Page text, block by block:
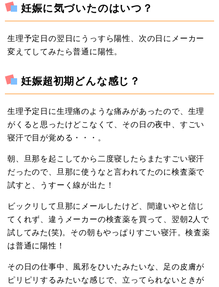
妊娠に気づいたのはいつ？
生理予定日の翌日にうっすら陽性、次の日にメーカー
変えてしてみたら普通に陽性。
妊娠超初期どんな感じ？
生理予定日に生理痛のような痛みがあったので、生理
がくると思ったけどこなくて、その日の夜中、すごい
寝汗で目が覚める・・・。
朝、旦那を起こしてから二度寝したらまたすごい寝汗
だったので、旦那に使うなと言われてたのに検査薬で
試すと、うすーく線が出た！
ビックリして旦那にメールしたけど、間違いやと信じ
てくれず、違うメーカーの検査薬を買って、翌朝2人で
試してみた(笑)。その朝もやっぱりすごい寝汗。検査薬
は普通に陽性！
その日の仕事中、風邪をひいたみたいな、足の皮膚が
ピリピリするみたいな感じで、立ってられないときが